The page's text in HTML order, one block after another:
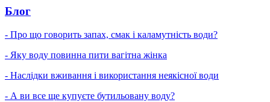
Блог
- Про що говорить запах, смак і каламутність води?
- Яку воду повинна пити вагітна жінка
- Наслідки вживання і використання неякісної води
- А ви все ще купуєте бутильовану воду?